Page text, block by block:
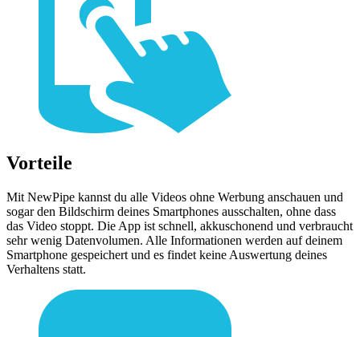
Vorteile
Mit NewPipe kannst du alle Videos ohne Werbung anschauen und
sogar den Bildschirm deines Smartphones ausschalten, ohne dass
das Video stoppt. Die App ist schnell, akkuschonend und verbraucht
sehr wenig Datenvolumen. Alle Informationen werden auf deinem
Smartphone gespeichert und es findet keine Auswertung deines
Verhaltens statt.